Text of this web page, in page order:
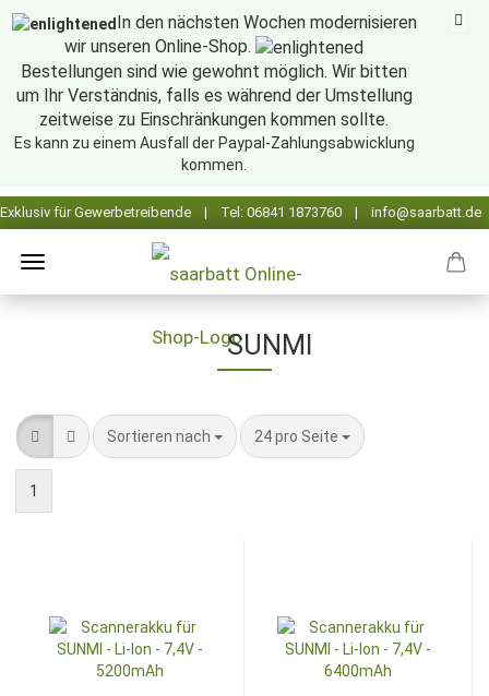
In den nächsten Wochen modernisieren
wir unseren Online-Shop.
Bestellungen sind wie gewohnt möglich. Wir bitten
um Ihr Verständnis, falls es während der Umstellung
zeitweise zu Einschränkungen kommen sollte.
Es kann zu einem Ausfall der Paypal-Zahlungsabwicklung
kommen.
SUNMI
Sortieren nach
Sortieren nach 24 pro Seite
pro Seite
1